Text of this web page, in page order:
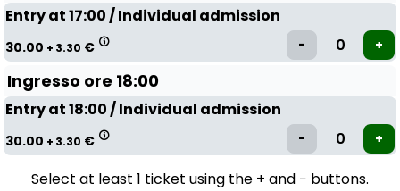
Entry at 17:00 / Individual admission
30.00 + 3.30 €
Ingresso ore 18:00
Entry at 18:00 / Individual admission
30.00 + 3.30 €
Select at least 1 ticket using the + and − buttons.